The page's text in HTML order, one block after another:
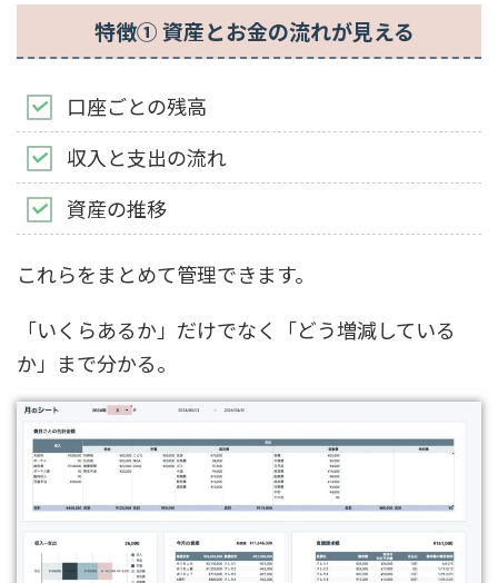
特徴① 資産とお金の流れが見える
口座ごとの残高
収入と支出の流れ
資産の推移
これらをまとめて管理できます。
「いくらあるか」だけでなく「どう増減している
か」まで分かる。